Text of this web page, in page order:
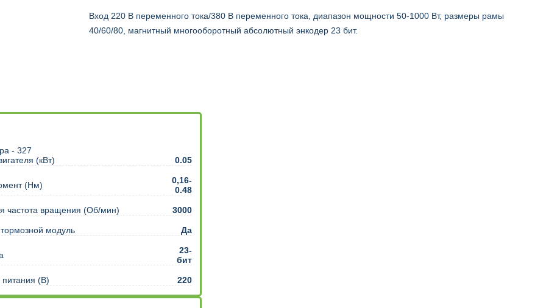
Вход 220 В переменного тока/380 В переменного тока, диапазон мощности 50-1000 Вт, размеры рамы
40/60/80, магнитный многооборотный абсолютный энкодер 23 бит.
(кВт) 0.05
(Нм)
0,16-
0.48
частота вращения (Об/мин) 3000
модуль Да
23-
бит
(В) 220